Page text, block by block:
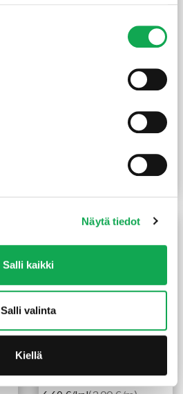
Näytä tiedot
Salli kaikki
Salli valinta
Kiellä
Peitelista 12X58X3300
(2,88 €/m)
mm mänty